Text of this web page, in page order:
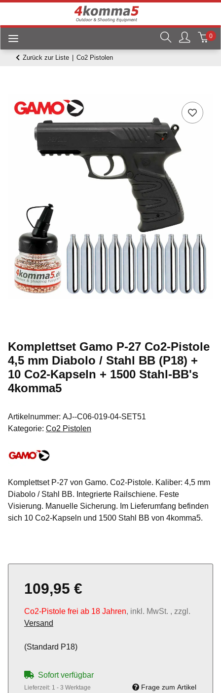
0
Zurück zur Liste Co2 Pistolen
Komplettset Gamo P-27 Co2-Pistole
4,5 mm Diabolo / Stahl BB (P18) +
10 Co2-Kapseln + 1500 Stahl-BB's
4komma5
Artikelnummer: AJ--C06-019-04-SET51
Kategorie: Co2 Pistolen
Komplettset P-27 von Gamo. Co2-Pistole. Kaliber: 4,5 mm
Diabolo / Stahl BB. Integrierte Railschiene. Feste
Visierung. Manuelle Sicherung. Im Lieferumfang befinden
sich 10 Co2-Kapseln und 1500 Stahl BB von 4komma5.
109,95 €
Co2-Pistole frei ab 18 Jahren, inkl. MwSt. , zzgl.
Versand
(Standard P18)
Sofort verfügbar
Lieferzeit: 1 - 3 Werktage Frage zum Artikel